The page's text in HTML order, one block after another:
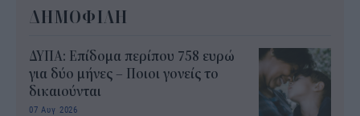
ΔΗΜΟΦΙΛΗ
ΔΥΠΑ: Επίδομα περίπου 758 ευρώ
για δύο μήνες – Ποιοι γονείς το
δικαιούνται
07 Αυγ 2026